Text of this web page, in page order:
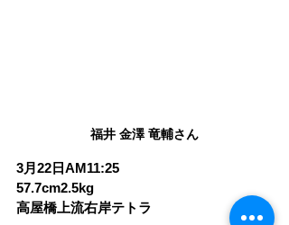
福井 金澤 竜輔さん
3月22日AM11:25
57.7cm2.5kg
高屋橋上流右岸テトラ